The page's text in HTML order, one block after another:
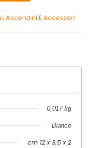
, Accendini E Accessori
0,017 kg
Bianco
cm 12 x 3,5 x 2